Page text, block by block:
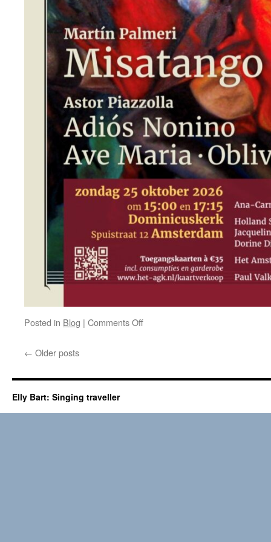
Posted in Blog | Comments Offon
in
← Older posts
Elly Bart: Singing traveller